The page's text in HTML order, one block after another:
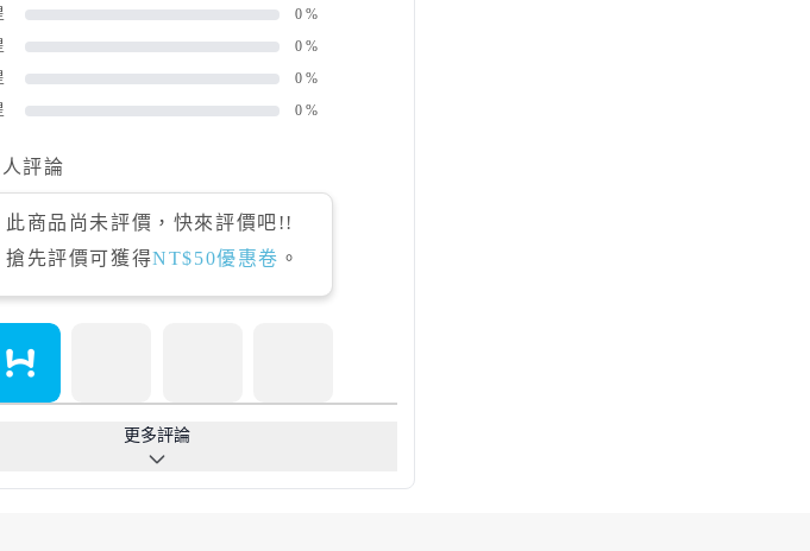
0 %
0 %
0 %
0 %
評論
此商品尚未評價，快來評價吧!!
搶先評價可獲得NT$50優惠卷 。
更多評論